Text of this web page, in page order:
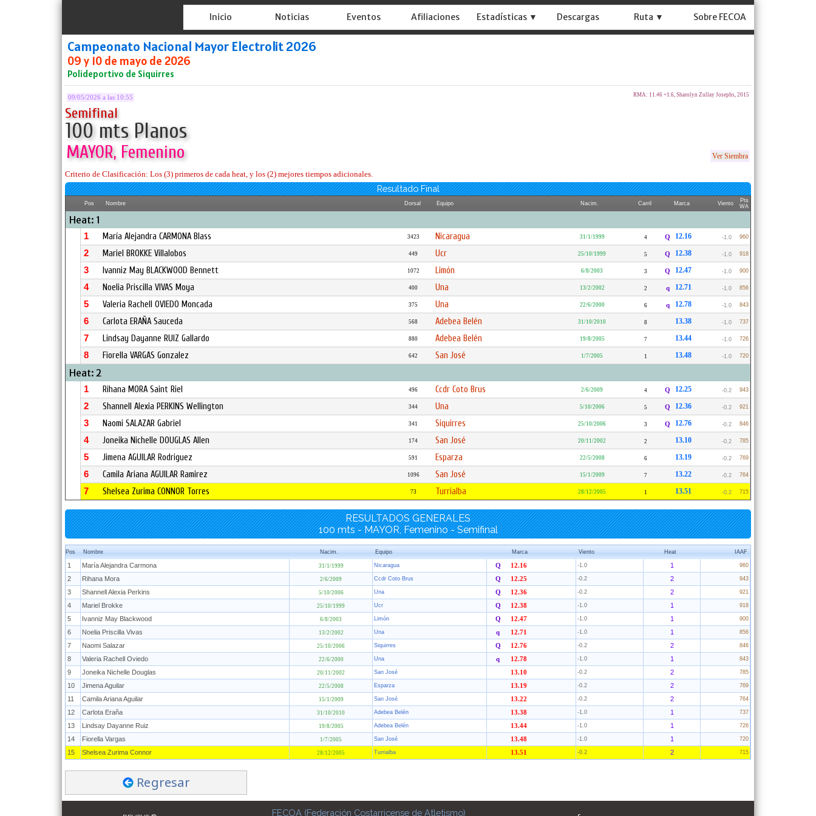
Inicio Noticias Eventos Afiliaciones Estadísticas ▼ Descargas Ruta ▼ Sobre FECOA
Campeonato Nacional Mayor Electrolit 2026
09 y 10 de mayo de 2026
Polideportivo de Siquirres
09/05/2026 a las 10:55 RMA: 11.46 +1.6, Sharolyn Zullay Josephs, 2015
Semifinal
100 mts Planos
MAYOR, Femenino Ver Siembra
Criterio de Clasificación: Los (3) primeros de cada heat, y los (2) mejores tiempos adicionales.
Resultado Final
Pos Nombre Dorsal Equipo Nacim. Carril Marca Viento
Pts
WA
Heat: 1
1 María Alejandra CARMONA Blass 3423 Nicaragua 31/1/1999 4 Q 12.16 -1.0 960
2 Mariel BROKKE Villalobos 449 Ucr 25/10/1999 5 Q 12.38 -1.0 918
3 Ivanniz May BLACKWOOD Bennett 1072 Limón 6/8/2003 3 Q 12.47 -1.0 900
4 Noelia Priscilla VIVAS Moya 400 Una 13/2/2002 2 q 12.71 -1.0 856
5 Valeria Rachell OVIEDO Moncada 375 Una 22/6/2000 6 q 12.78 -1.0 843
6 Carlota ERAÑA Sauceda 568 Adebea Belén 31/10/2010 8 13.38 -1.0 737
7 Lindsay Dayanne RUIZ Gallardo 880 Adebea Belén 19/8/2005 7 13.44 -1.0 726
8 Fiorella VARGAS Gonzalez 642 San José 1/7/2005 1 13.48 -1.0 720
Heat: 2
1 Rihana MORA Saint Riel 496 Ccdr Coto Brus 2/6/2009 4 Q 12.25 -0.2 943
2 Shannell Alexia PERKINS Wellington 344 Una 5/10/2006 5 Q 12.36 -0.2 921
3 Naomi SALAZAR Gabriel 341 Siquirres 25/10/2006 3 Q 12.76 -0.2 846
4 Joneika Nichelle DOUGLAS Allen 174 San José 20/11/2002 2 13.10 -0.2 785
5 Jimena AGUILAR Rodriguez 591 Esparza 22/5/2008 6 13.19 -0.2 769
6 Camila Ariana AGUILAR Ramirez 1096 San José 15/1/2009 7 13.22 -0.2 764
7 Shelsea Zurima CONNOR Torres 73 Turrialba 28/12/2005 1 13.51 -0.2 715
RESULTADOS GENERALES
100 mts - MAYOR, Femenino - Semifinal
Pos Nombre Nacim. Equipo Marca Viento Heat IAAF
1 María Alejandra Carmona 31/1/1999 Nicaragua Q 12.16 -1.0 1 960
2 Rihana Mora 2/6/2009 Ccdr Coto Brus Q 12.25 -0.2 2 943
3 Shannell Alexia Perkins 5/10/2006 Una Q 12.36 -0.2 2 921
4 Mariel Brokke 25/10/1999 Ucr Q 12.38 -1.0 1 918
5 Ivanniz May Blackwood 6/8/2003 Limón Q 12.47 -1.0 1 900
6 Noelia Priscilla Vivas 13/2/2002 Una q 12.71 -1.0 1 856
7 Naomi Salazar 25/10/2006 Siquirres Q 12.76 -0.2 2 846
8 Valeria Rachell Oviedo 22/6/2000 Una q 12.78 -1.0 1 843
9 Joneika Nichelle Douglas 20/11/2002 San José 13.10 -0.2 2 785
10 Jimena Aguilar 22/5/2008 Esparza 13.19 -0.2 2 769
11 Camila Ariana Aguilar 15/1/2009 San José 13.22 -0.2 2 764
12 Carlota Eraña 31/10/2010 Adebea Belén 13.38 -1.0 1 737
13 Lindsay Dayanne Ruiz 19/8/2005 Adebea Belén 13.44 -1.0 1 726
14 Fiorella Vargas 1/7/2005 San José 13.48 -1.0 1 720
15 Shelsea Zurima Connor 28/12/2005 Turrialba 13.51 -0.2 2 715
Regresar
FECOA (Federación Costarricense de Atletismo)